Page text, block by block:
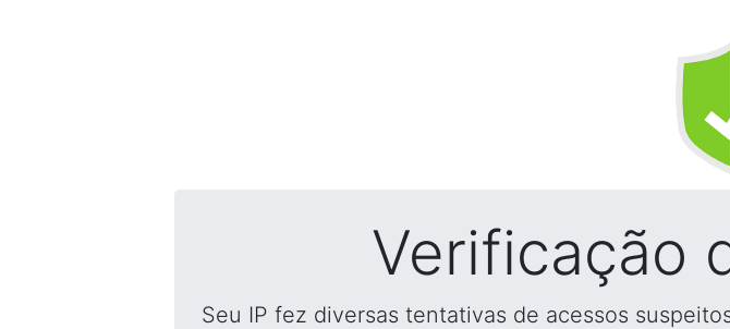
Verificação
Seu IP fez diversas tentativas de acessos